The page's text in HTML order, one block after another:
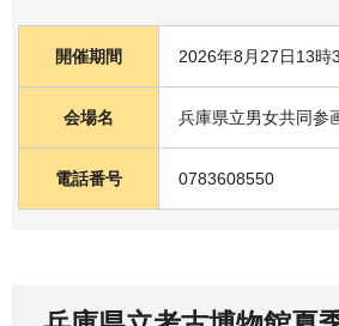
開催期間 2026年8月27日13時
会場名 兵庫県立男女共同参
電話番号 0783608550